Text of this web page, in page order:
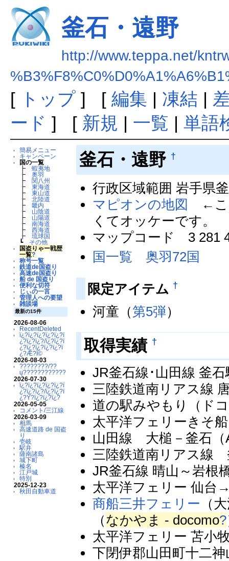
釜石・遠野
http://www.teppa.net/
[ トップ] [ 編集 | 凍結 |
ード ] [ 新規 | 一覧 | 単語
簡易メニュー
キャンペーン
国の一覧
┣蝦夷地
┣奥羽
┣ 関八州
┣東海道
┣東山道
┣北陸道
┣畿内
┣ 山陰道
┣ 山陽道
┣南海道
┣西海道
┣琉球国
┗ その他
国盗りゃー戦歴
一覧?
称号一覧
鉄道de国盗り
高速de国盗り
船 de 国盗り
便利な切符
じぃの一言
管理人への要望
雑談場
最新の15件
2026-08-06
RecentDeleted
ï¿?ï¿?ï¿?ï¿?ï¿?ï
¿?ï¿?ï¿?/ï¿?ï¿?ï
¿?ï¿?ï¿?ï¿?ï¿?ï
¿?Æ?Ï©
2026-08-03
????????/??
ų????????????
2026-07-30
ï¿?ï¿?ï¿?ï¿?ï¿?ï
¿?ï¿?ï¿?/ï¿?ï¿?ï
¿?Ý?ï¿?ï¿?ï¿?
2026-05-05
コメント/三江線
2026-03-09
相馬
高速道路 de 国盗
り
壱岐
駅弁
薩南諸島
城下町
榛名
江戸城
特別
2025-12-23
秋田自動車道
釜石・遠野 †
行政区域範囲 岩手県
マピオンの地図
←こ
くてオッケーです。
マップコード 3
国一覧 奥羽72国
限定アイテム †
河童（第5弾）
取得実績 †
JR釜石線･山田線 釜
三陸鉄道南リアス線
道の駅みやもり（ド
太平洋フェリーきそ
山田線 大槌－釜石（
三陸鉄道南リアス線
JR釜石線 晴山～岩根
太平洋フェリー 仙台
商船三井フェリー （
（なかやま - docomo?
太平洋フェリー 苫小
下閉伊郡山田町十二